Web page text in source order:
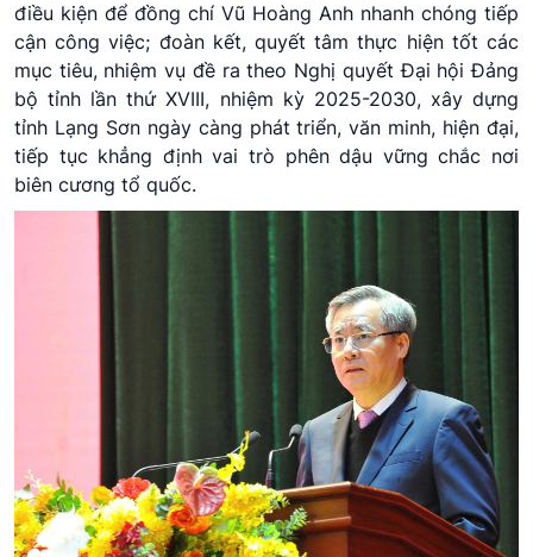
điều kiện để đồng chí Vũ Hoàng Anh nhanh chóng tiếp
cận công việc; đoàn kết, quyết tâm thực hiện tốt các
mục tiêu, nhiệm vụ đề ra theo Nghị quyết Đại hội Đảng
bộ tỉnh lần thứ XVIII, nhiệm kỳ 2025-2030, xây dựng
tỉnh Lạng Sơn ngày càng phát triển, văn minh, hiện đại,
tiếp tục khẳng định vai trò phên dậu vững chắc nơi
biên cương tổ quốc.